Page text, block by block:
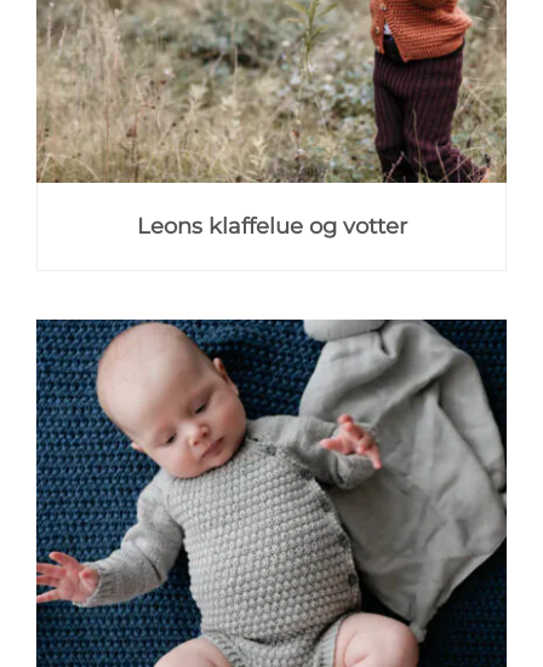
Leons klaffelue og votter